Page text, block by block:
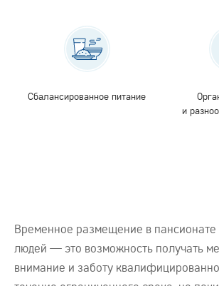
Сбалансированное питание
и
Временное размещение в
людей — это возможность получать
внимание и заботу